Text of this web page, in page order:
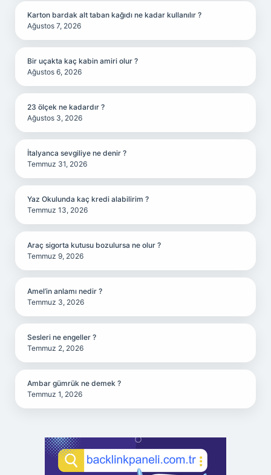
Karton bardak alt taban kağıdı ne kadar kullanılır ?
Ağustos 7, 2026
Bir uçakta kaç kabin amiri olur ?
Ağustos 6, 2026
23 ölçek ne kadardır ?
Ağustos 3, 2026
İtalyanca sevgiliye ne denir ?
Temmuz 31, 2026
Yaz Okulunda kaç kredi alabilirim ?
Temmuz 13, 2026
Araç sigorta kutusu bozulursa ne olur ?
Temmuz 9, 2026
Amel’in anlamı nedir ?
Temmuz 3, 2026
Sesleri ne engeller ?
Temmuz 2, 2026
Ambar gümrük ne demek ?
Temmuz 1, 2026